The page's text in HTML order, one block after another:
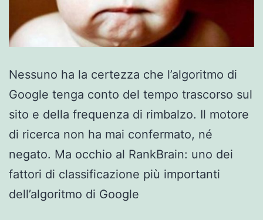
Nessuno ha la certezza che l’algoritmo di
Google tenga conto del tempo trascorso sul
sito e della frequenza di rimbalzo. Il motore
di ricerca non ha mai confermato, né
negato. Ma occhio al RankBrain: uno dei
fattori di classificazione più importanti
dell’algoritmo di Google